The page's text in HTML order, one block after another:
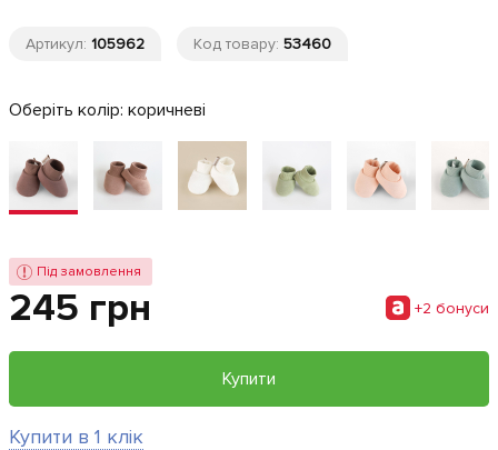
Артикул: 105962 Код товару: 53460
Оберіть колір: коричневі
Під замовлення
245 грн +2 бонуси
Купити
Купити в 1 клік